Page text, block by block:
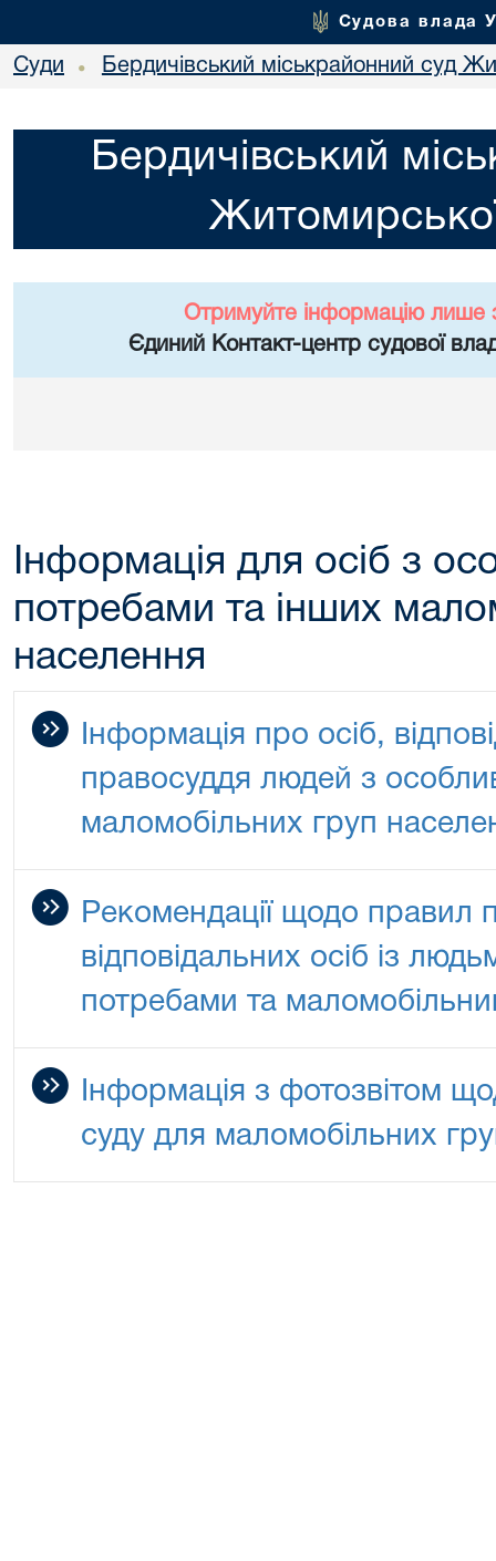
Судова влада
Суди • Бердичівський міськрайонний суд
Бердичівський
Отримуйте інформацію лише
Єдиний Контакт-центр судової
Інформація для осіб з
потребами та інших
населення
Інформація про осіб,
правосуддя людей з
маломобільних груп
Рекомендації щодо правил
відповідальних осіб із
потребами та
Інформація з фотозвітом
суду для маломобільних